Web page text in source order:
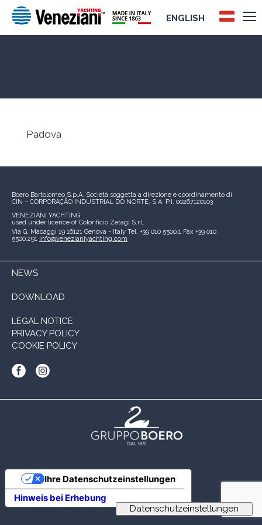
ENGLISH
Padova
Boero Bartolomeo S.p.A. Società soggetta a direzione e coordinamento di
CIN – CORPORAÇÃO INDUSTRIAL DO NORTE, S.A. P.I. 00267120103
VENEZIANI YACHTING
used under licence of Colorificio Zetagi S.r.l.
Via G. Macaggi 19 16121 Genova - Italy Tel. +39 010 5500.1 Fax +39 010
5500.291 info@venezianiyachting.com
NEWS
DOWNLOAD
LEGAL NOTICE
PRIVACY POLICY
COOKIE POLICY
Hinweis bei Erhebung
Ihre Datenschutzeinstellungen